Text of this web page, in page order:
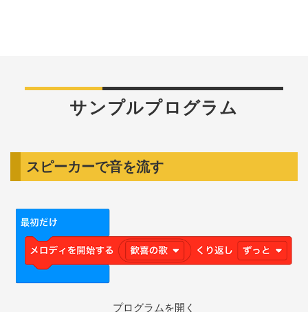
サンプルプログラム
スピーカーで音を流す